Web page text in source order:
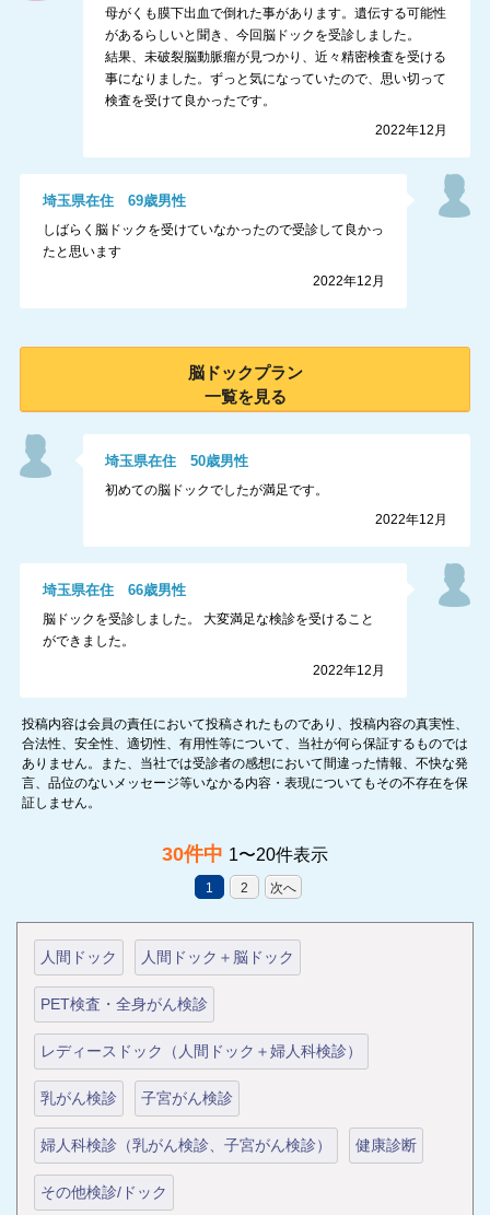
母がくも膜下出血で倒れた事があります。遺伝する可能性
があるらしいと聞き、今回脳ドックを受診しました。
結果、未破裂脳動脈瘤が見つかり、近々精密検査を受ける
事になりました。ずっと気になっていたので、思い切って
検査を受けて良かったです。
2022年12月
埼玉県在住 69歳男性
しばらく脳ドックを受けていなかったので受診して良かっ
たと思います
2022年12月
脳ドックプラン
一覧を見る
埼玉県在住50歳男性
初めての脳ドックでしたが満足です。
2022年12月
埼玉県在住 66歳男性
脳ドックを受診しました。 大変満足な検診を受けること
ができました。
2022年12月
投稿内容は会員の責任において投稿されたものであり、投稿内容の真実性、
合法性、安全性、適切性、有用性等について、当社が何ら保証するものでは
ありません。また、当社では受診者の感想において間違った情報、不快な発
言、品位のないメッセージ等いなかる内容・表現についてもその不存在を保
証しません。
30件中 1〜20件表示
1 2 次へ
人間ドック 人間ドック＋脳ドック
PET検査・全身がん検診
レディースドック（人間ドック＋婦人科検診）
乳がん検診 子宮がん検診
婦人科検診（乳がん検診、子宮がん検診） 健康診断
その他検診/ドック